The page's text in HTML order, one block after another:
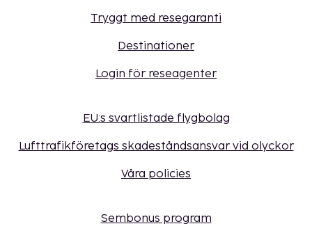
Tryggt med resegaranti
Destinationer
Login för reseagenter
EU:s svartlistade flygbolag
Lufttrafikföretags skadeståndsansvar vid olyckor
Våra policies
Sembonus program